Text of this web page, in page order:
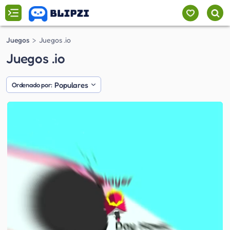
Juegos Juegos .io
Juegos .io
Ordenado por: Populares